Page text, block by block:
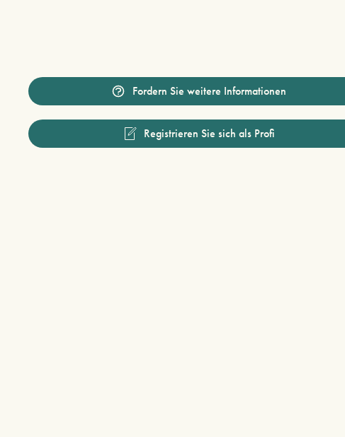
Fordern Sie weitere Informationen
Registrieren Sie sich als Profi